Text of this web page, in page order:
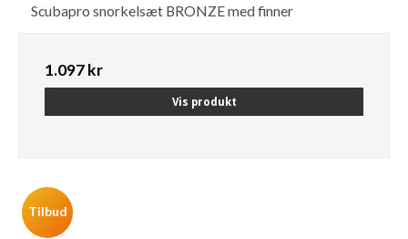
Scubapro snorkelsæt BRONZE med finner
1.097 kr
Vis produkt
Tilbud